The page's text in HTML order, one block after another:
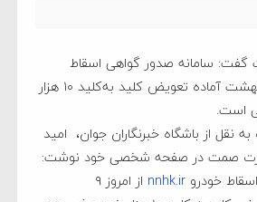
سامانه صدور گواهی اسقاط
خودرو از امروز ۹ اردیبهشت آماده تعویض کلید به‌کلید ۱۰ هزار
است.
نقل از باشگاه خبرنگاران جوان، امید
صمت در صفحه شخصی خود نوشت:
خودرو nnhk.ir
از امروز ۹